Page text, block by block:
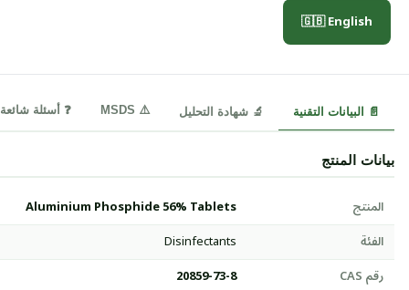
🇬🇧 English
📄 البيانات التقنية 🔬 شهادة التحليل ⚠️ MSDS ❓ أسئلة شائعة
بيانات المنتج
المنتج
Aluminium Phosphide 56% Tablets
الفئة
Disinfectants
رقم CAS
20859-73-8